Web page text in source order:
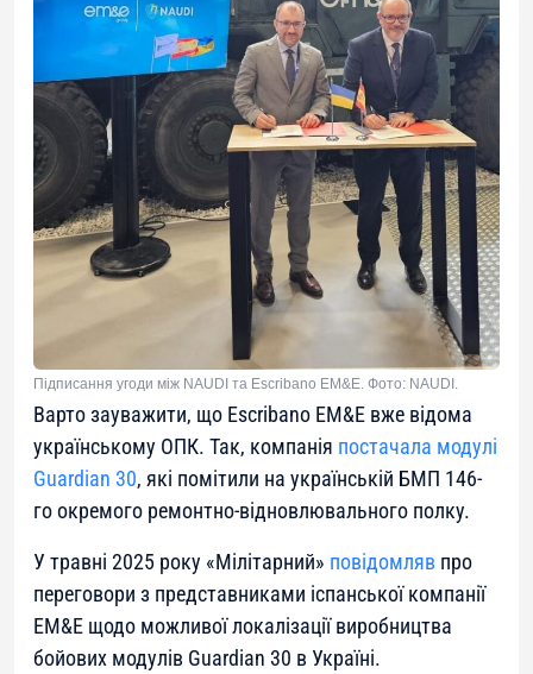
Підписання угоди між NAUDI та Escribano EM&E. Фото: NAUDI.
Варто зауважити, що Escribano EM&E вже відома
українському ОПК. Так, компанія постачала модулі
Guardian 30, які помітили на українській БМП 146-
го окремого ремонтно-відновлювального полку.
У травні 2025 року «Мілітарний» повідомляв про
переговори з представниками іспанської компанії
EM&E щодо можливої локалізації виробництва
бойових модулів Guardian 30 в Україні.